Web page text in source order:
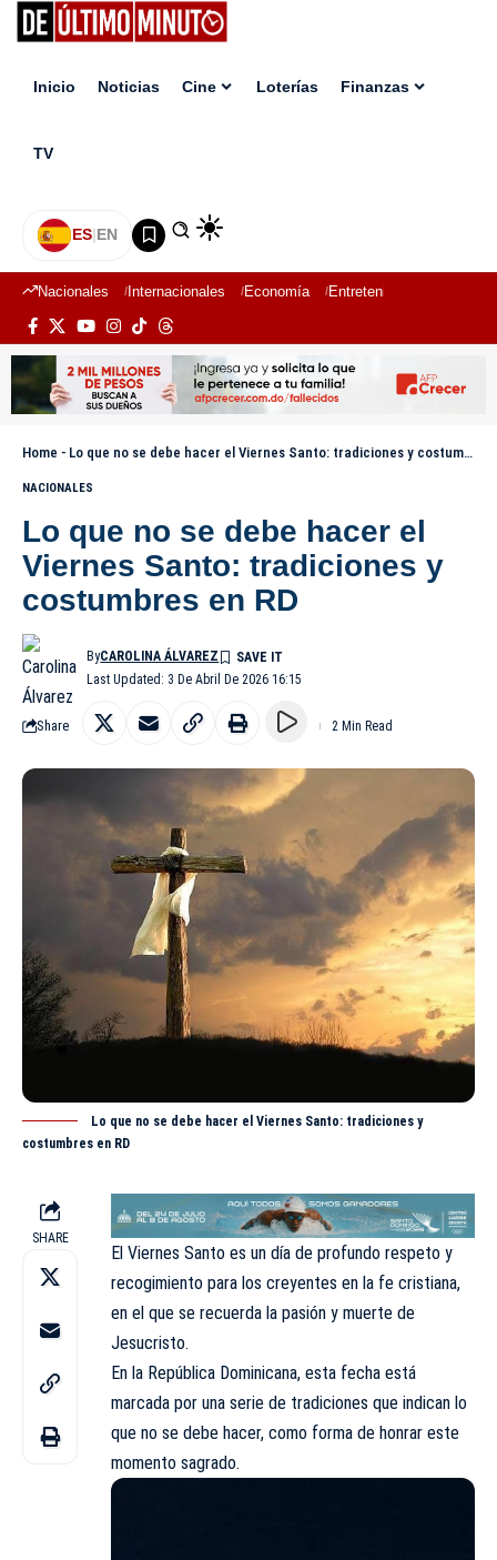
Inicio Noticias Cine Loterías Finanzas
TV
ES|EN
Nacionales Internacionales Economía Entretenimiento
Home - Lo que no se debe hacer el Viernes Santo: tradiciones y costumbres en RD
NACIONALES
Lo que no se debe hacer el
Viernes Santo: tradiciones y
costumbres en RD
Last Updated: 3 De Abril De 2026 16:15
ByCAROLINA ÁLVAREZ
Share 2 Min Read
Lo que no se debe hacer el Viernes Santo: tradiciones y
costumbres en RD
SHARE
El Viernes Santo es un día de profundo respeto y
recogimiento para los creyentes en la fe cristiana,
en el que se recuerda la pasión y muerte de
Jesucristo.
En la República Dominicana, esta fecha está
marcada por una serie de tradiciones que indican lo
que no se debe hacer, como forma de honrar este
momento sagrado.